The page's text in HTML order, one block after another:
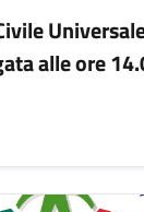
alle ore